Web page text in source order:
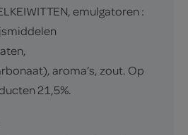
emulgatoren :
aroma’s, zout. Op
21,5%.